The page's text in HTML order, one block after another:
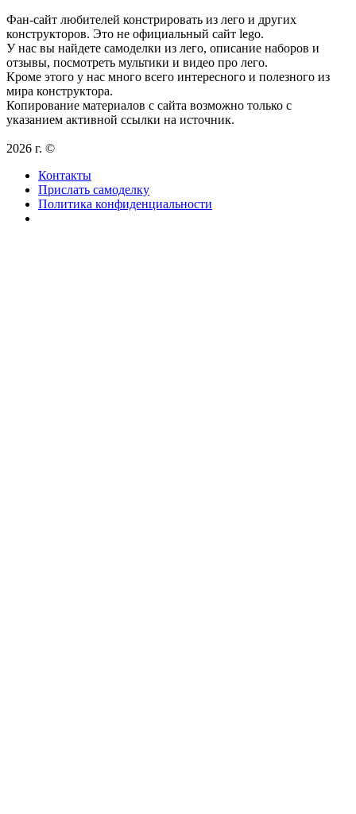
Фан-сайт любителей констрировать из лего и других
конструкторов. Это не официальный сайт lego.
У нас вы найдете самоделки из лего, описание наборов и
отзывы, посмотреть мультики и видео про лего.
Кроме этого у нас много всего интересного и полезного из
мира конструктора.
Копирование материалов с сайта возможно только с
указанием активной ссылки на источник.
2026 г. ©
Контакты
Прислать самоделку
Политика конфиденциальности